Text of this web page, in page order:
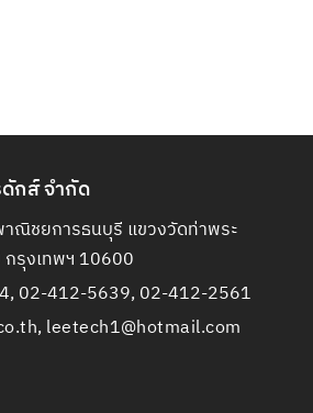
กส์ จำกัด
ณิชยการธนบุรี แขวงวัดท่าพระ
รุงเทพฯ 10600
02-412-5639, 02-412-2561
, leetech1@hotmail.com